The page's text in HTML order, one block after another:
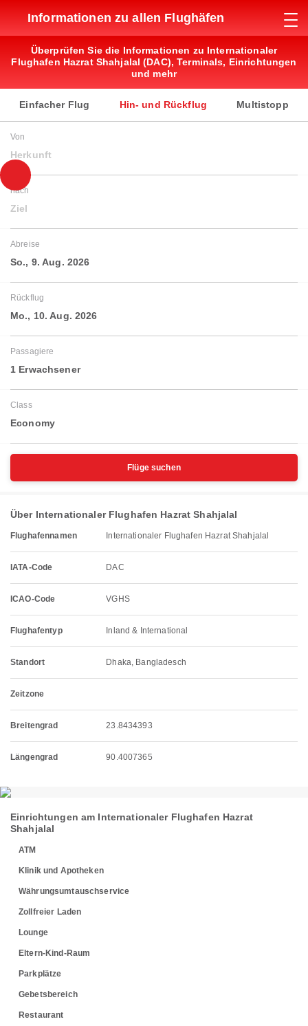
Informationen zu allen Flughäfen
Überprüfen Sie die Informationen zu Internationaler
Flughafen Hazrat Shahjalal (DAC), Terminals, Einrichtungen
und mehr
Einfacher Flug Hin- und Rückflug Multistopp
Von
Herkunft
nach
Ziel
Abreise
So., 9. Aug. 2026
Rückflug
Mo., 10. Aug. 2026
Passagiere
1 Erwachsener
Class
Economy
Flüge suchen
Über Internationaler Flughafen Hazrat Shahjalal
Flughafennamen Internationaler Flughafen Hazrat Shahjalal
IATA-Code DAC
ICAO-Code VGHS
Flughafentyp Inland & International
Standort Dhaka, Bangladesch
Zeitzone
Breitengrad 23.8434393
Längengrad 90.4007365
Einrichtungen am Internationaler Flughafen Hazrat
Shahjalal
ATM
Klinik und Apotheken
Währungsumtauschservice
Zollfreier Laden
Lounge
Eltern-Kind-Raum
Parkplätze
Gebetsbereich
Restaurant